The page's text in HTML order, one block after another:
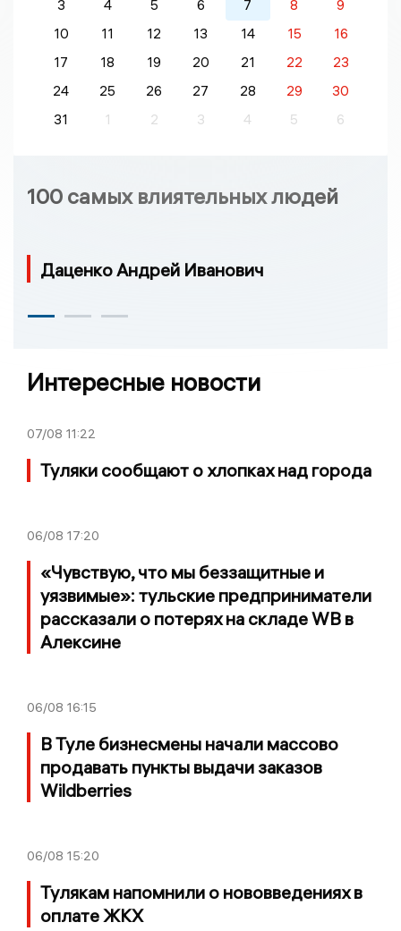
3
4 5 6 7 8
9
10
11 12 13 14 15
16
17
18 19 20 21 22
23
24
25 26 27 28 29
30
31
1 2 3 4 5 6
100 самых влиятельных людей
Даценко Андрей Иванович
Интересные новости
07/08 11:22
Туляки сообщают о хлопках над города
06/08 17:20
«Чувствую, что мы беззащитные и
уязвимые»: тульские предприниматели
рассказали о потерях на складе WB в
Алексине
06/08 16:15
В Туле бизнесмены начали массово
продавать пункты выдачи заказов
Wildberries
06/08 15:20
Тулякам напомнили о нововведениях в
оплате ЖКХ